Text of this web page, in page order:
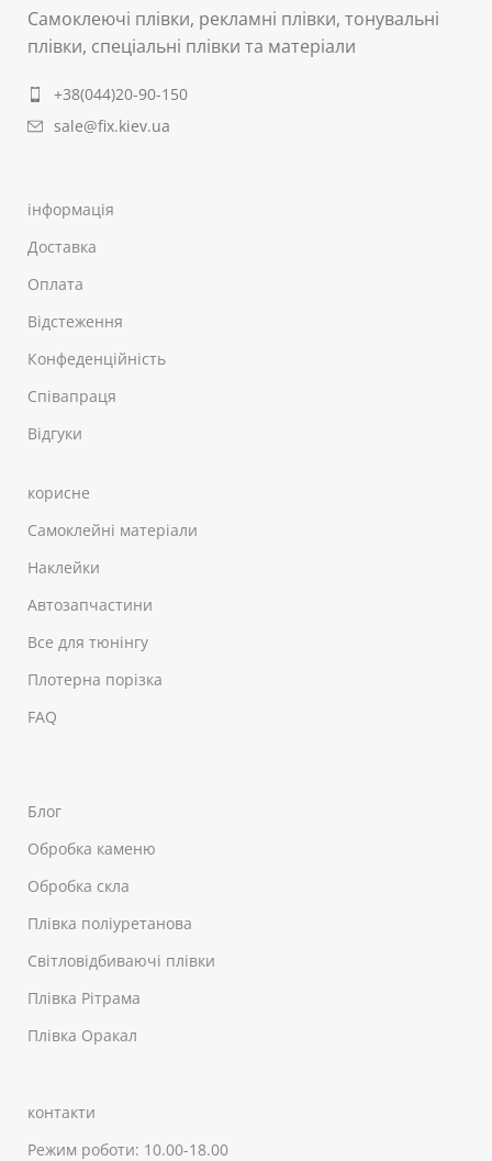
Самоклеючі плівки, рекламні плівки, тонувальні
плівки, спеціальні плівки та матеріали
+38(044)20-90-150
sale@fix.kiev.ua
інформація
Доставка
Оплата
Відстеження
Конфеденційність
Співапраця
Відгуки
корисне
Самоклейні матеріали
Наклейки
Автозапчастини
Все для тюнінгу
Плотерна порізка
FAQ
Блог
Обробка каменю
Обробка скла
Плівка поліуретанова
Світловідбиваючі плівки
Плівка Рітрама
Плівка Оракал
контакти
Режим роботи: 10.00-18.00